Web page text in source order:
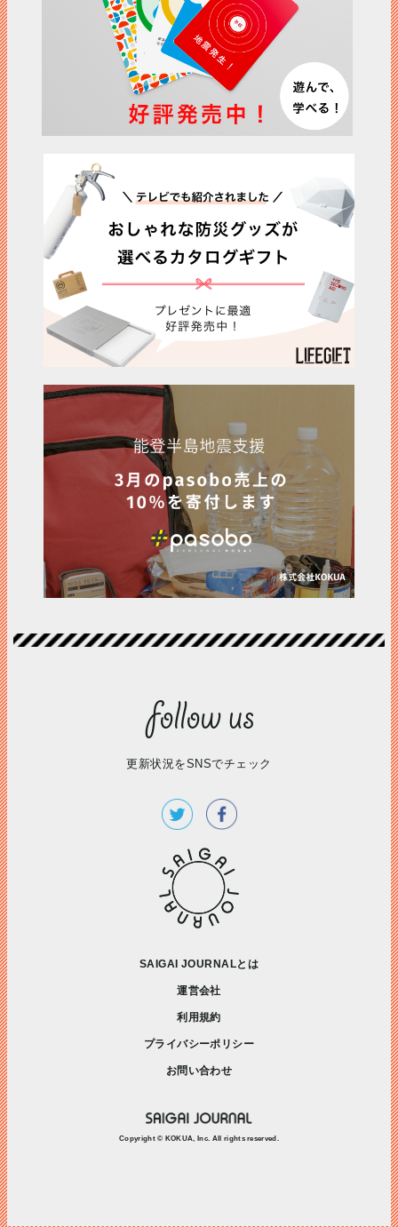
更新状況をSNSでチェック
Copyright © KOKUA, Inc. All rights reserved.
SAIGAI JOURNALとは
運営会社
利用規約
プライバシーポリシー
お問い合わせ